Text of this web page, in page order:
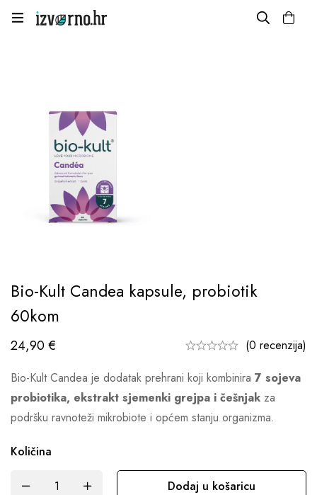
Bio-Kult Candea kapsule, probiotik
60kom
24,90€
(0 recenzija)
Bio-Kult Candea je dodatak prehrani koji kombinira 7 sojeva
probiotika, ekstrakt sjemenki grejpa i češnjak za
podršku ravnoteži mikrobiote i općem stanju organizma.
Količina
Dodaj u košaricu